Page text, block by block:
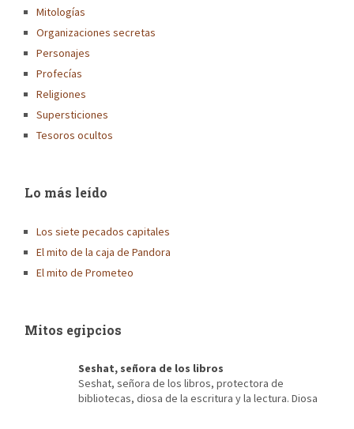
Mitologías
Organizaciones secretas
Personajes
Profecías
Religiones
Supersticiones
Tesoros ocultos
Lo más leído
Los siete pecados capitales
El mito de la caja de Pandora
El mito de Prometeo
Mitos egipcios
Seshat, señora de los libros
Seshat, señora de los libros, protectora de
bibliotecas, diosa de la escritura y la lectura. Diosa